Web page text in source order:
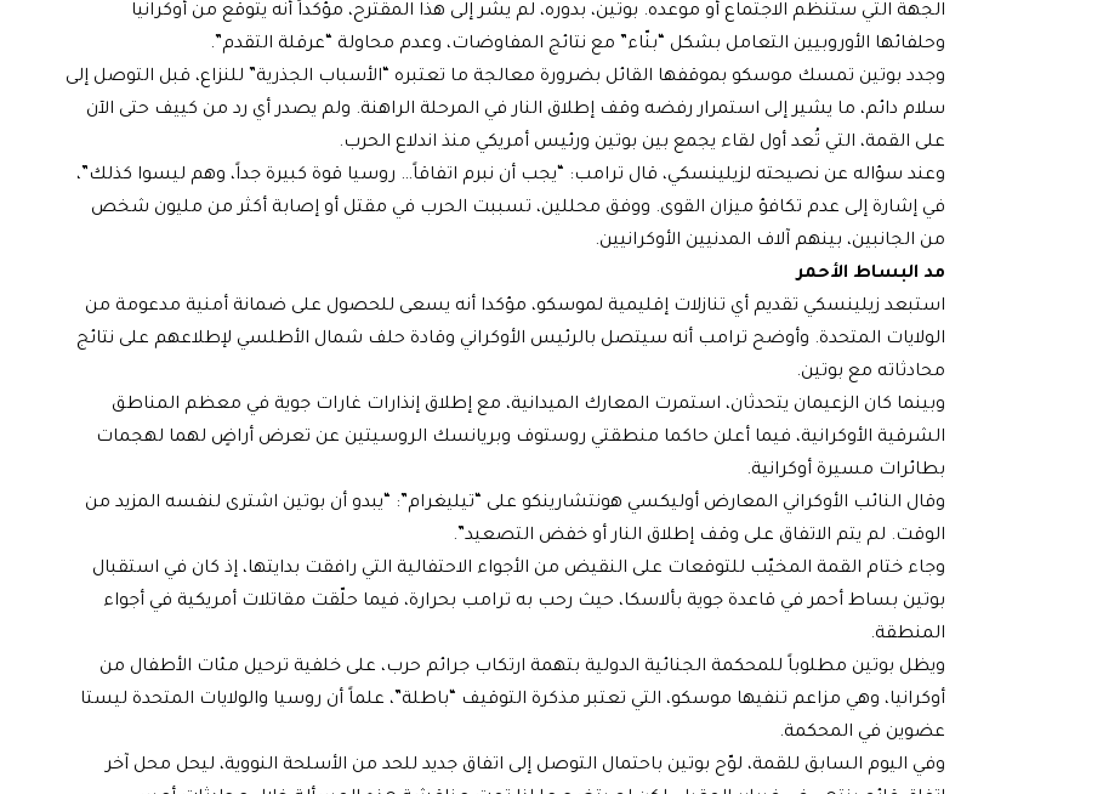
الجهة التي ستنظم الاجتماع أو موعده. بوتين، بدوره، لم يشر إلى هذا المقترح، مؤكداً أنه يتوقع من أوكرانيا
وحلفائها الأوروبيين التعامل بشكل “بنّاء” مع نتائج المفاوضات، وعدم محاولة “عرقلة التقدم”.
وجدد بوتين تمسك موسكو بموقفها القائل بضرورة معالجة ما تعتبره “الأسباب الجذرية” للنزاع، قبل التوصل إلى
سلام دائم، ما يشير إلى استمرار رفضه وقف إطلاق النار في المرحلة الراهنة. ولم يصدر أي رد من كييف حتى الآن
على القمة، التي تُعد أول لقاء يجمع بين بوتين ورئيس أمريكي منذ اندلاع الحرب.
وعند سؤاله عن نصيحته لزيلينسكي، قال ترامب: “يجب أن نبرم اتفاقاً… روسيا قوة كبيرة جداً، وهم ليسوا كذلك”،
في إشارة إلى عدم تكافؤ ميزان القوى. ووفق محللين، تسببت الحرب في مقتل أو إصابة أكثر من مليون شخص
من الجانبين، بينهم آلاف المدنيين الأوكرانيين.
مد البساط الأحمر
استبعد زيلينسكي تقديم أي تنازلات إقليمية لموسكو، مؤكدا أنه يسعى للحصول على ضمانة أمنية مدعومة من
الولايات المتحدة. وأوضح ترامب أنه سيتصل بالرئيس الأوكراني وقادة حلف شمال الأطلسي لإطلاعهم على نتائج
محادثاته مع بوتين.
وبينما كان الزعيمان يتحدثان، استمرت المعارك الميدانية، مع إطلاق إنذارات غارات جوية في معظم المناطق
الشرقية الأوكرانية، فيما أعلن حاكما منطقتي روستوف وبريانسك الروسيتين عن تعرض أراضٍ لهما لهجمات
بطائرات مسيرة أوكرانية.
وقال النائب الأوكراني المعارض أوليكسي هونتشارينكو على “تيليغرام”: “يبدو أن بوتين اشترى لنفسه المزيد من
الوقت. لم يتم الاتفاق على وقف إطلاق النار أو خفض التصعيد”.
وجاء ختام القمة المخيّب للتوقعات على النقيض من الأجواء الاحتفالية التي رافقت بدايتها، إذ كان في استقبال
بوتين بساط أحمر في قاعدة جوية بألاسكا، حيث رحب به ترامب بحرارة، فيما حلّقت مقاتلات أمريكية في أجواء
المنطقة.
ويظل بوتين مطلوباً للمحكمة الجنائية الدولية بتهمة ارتكاب جرائم حرب، على خلفية ترحيل مئات الأطفال من
أوكرانيا، وهي مزاعم تنفيها موسكو، التي تعتبر مذكرة التوقيف “باطلة”، علماً أن روسيا والولايات المتحدة ليستا
عضوين في المحكمة.
وفي اليوم السابق للقمة، لوّح بوتين باحتمال التوصل إلى اتفاق جديد للحد من الأسلحة النووية، ليحل محل آخر